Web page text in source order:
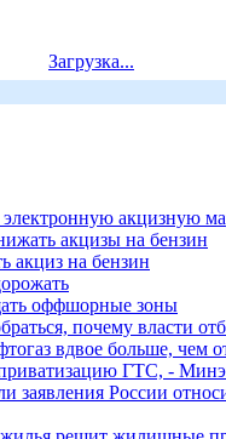
Загрузка...
акцизную
акцизы на бензин
акциз на бензин
оффшорные зоны
почему власти
вдвое больше, чем
ГТС, -
заявления России